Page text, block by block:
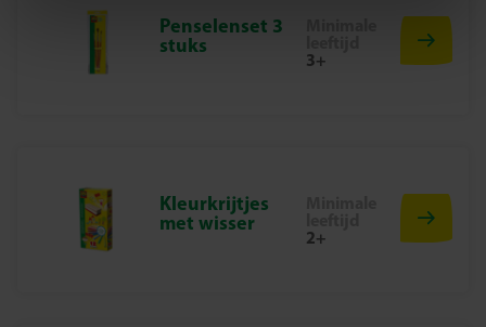
draken.
Penselenset 3
stuks
3+
Kleurkrijtjes
met wisser
2+